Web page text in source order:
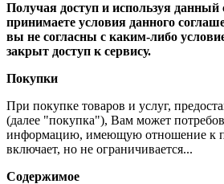
Получая доступ и используя данный
принимаете условия данного
вы не согласны с каким-либо
закрыт доступ к сервису.
Покупки
При покупке товаров и услуг,
(далее "покупка"), Вам может
информацию, имеющую отношение к
включает, но не ограничивается...
Содержимое